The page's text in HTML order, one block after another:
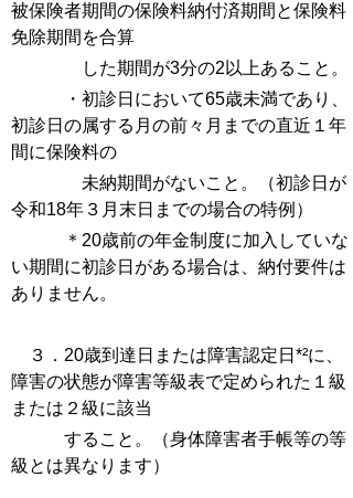
被保険者期間の保険料納付済期間と保険料
免除期間を合算
した期間が3分の2以上あること。
・初診日において65歳未満であり、
初診日の属する月の前々月までの直近１年
間に保険料の
未納期間がないこと。（初診日が
令和18年３月末日までの場合の特例）
＊20歳前の年金制度に加入していな
い期間に初診日がある場合は、納付要件は
ありません。
３．20歳到達日または障害認定日*²に、
障害の状態が障害等級表で定められた１級
または２級に該当
すること。
（身体障害者手帳等の等
級とは異なります）